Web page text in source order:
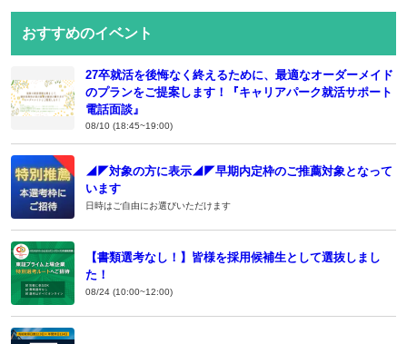
おすすめのイベント
27卒就活を後悔なく終えるために、最適なオーダーメイド
のプランをご提案します！『キャリアパーク就活サポート
電話面談』
08/10 (18:45~19:00)
◢◤対象の方に表示◢◤早期内定枠のご推薦対象となって
います
日時はご自由にお選びいただけます
【書類選考なし！】皆様を採用候補生として選抜しまし
た！
08/24 (10:00~12:00)